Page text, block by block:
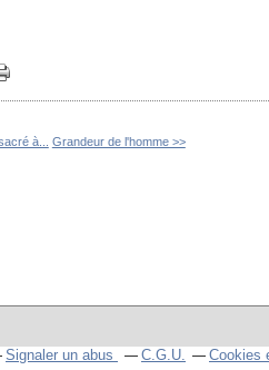
à... Grandeur de l'homme >>
Signaler un abus C.G.U. Cookies